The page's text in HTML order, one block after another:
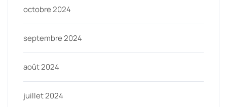
octobre 2024
septembre 2024
août 2024
juillet 2024